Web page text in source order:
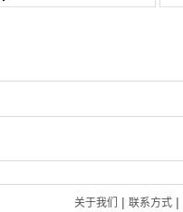
关于我们 | 联系方式|